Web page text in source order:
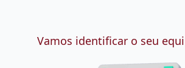
Vamos identificar o seu